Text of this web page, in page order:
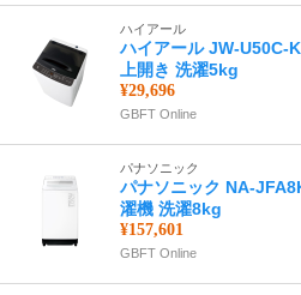
ハイアール
ハイアール JW-U50C-
上開き 洗濯5kg
¥29,696
GBFT Online
パナソニック
パナソニック NA-
濯機 洗濯8kg
¥157,601
GBFT Online